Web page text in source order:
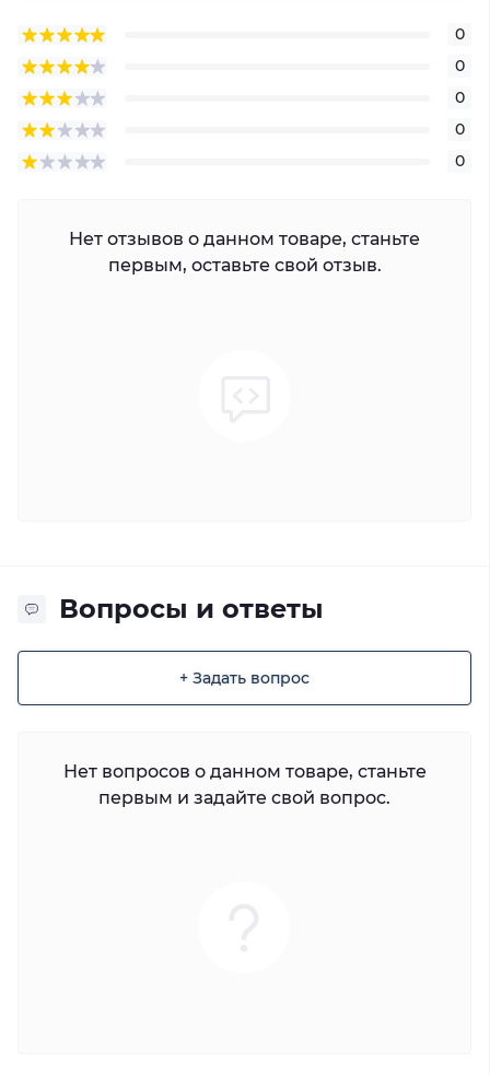
0
0
0
0
0
Нет отзывов о данном товаре, станьте
первым, оставьте свой отзыв.
Вопросы и ответы
+ Задать вопрос
Нет вопросов о данном товаре, станьте
первым и задайте свой вопрос.